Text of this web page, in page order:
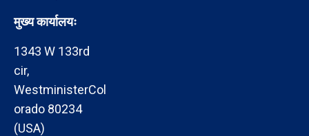
मुख्य कार्यालयः
1343 W 133rd
cir,
WestministerCol
orado 80234
(USA)